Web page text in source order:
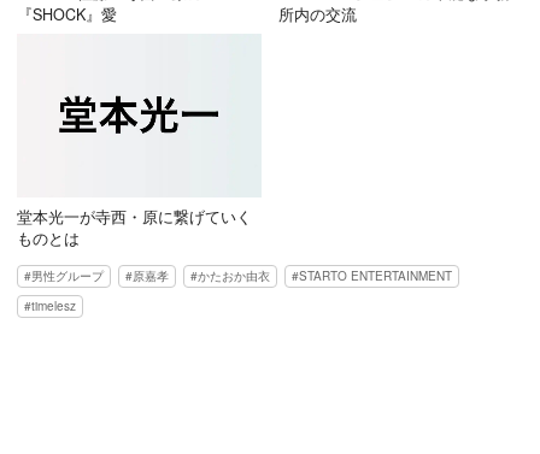
『SHOCK』愛
所内の交流
堂本光一が寺西・原に繋げていく
ものとは
男性グループ 原嘉孝 かたおか由衣
STARTO ENTERTAINMENT
timelesz